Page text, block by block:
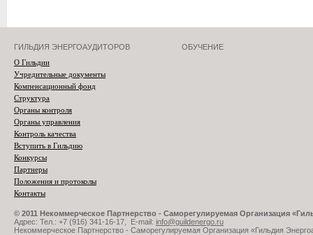
ГИЛЬДИЯ ЭНЕРГОАУДИТОРОВ
О Гильдии
Учредительные документы
Компенсационный фонд
Структура
Органы контроля
Органы управления
Контроль качества
Вступить в Гильдию
Конкурсы
Партнеры
Положения и протоколы
Контакты
ОБУЧЕНИЕ
© 2011 Некоммерческое Партнерство - Саморегулируемая Организация
Адрес: Тел.: +7 (916) 341-16-17, E-mail: info@guildenergo.ru
Некоммерческое Партнерство - Саморегулируемая Организация «Гильдия